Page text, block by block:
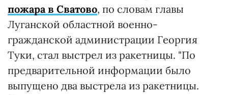
пожара в Сватово, по словам главы
Луганской областной военно-
гражданской администрации Георгия
Туки, стал выстрел из ракетницы. "По
предварительной информации было
выпущено два выстрела из ракетницы.